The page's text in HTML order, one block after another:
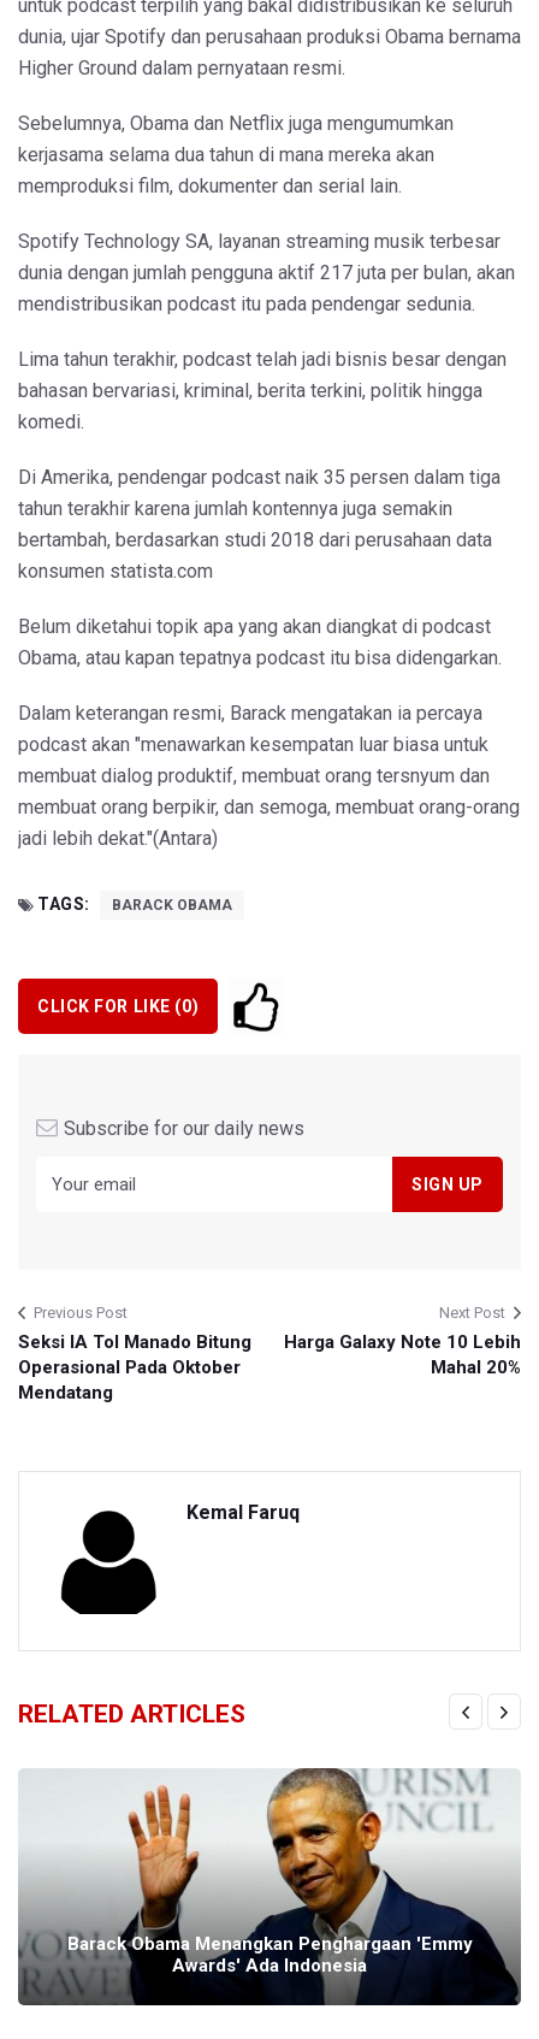
untuk podcast terpilih yang bakal didistribusikan ke seluruh
dunia, ujar Spotify dan perusahaan produksi Obama bernama
Higher Ground dalam pernyataan resmi.
Sebelumnya, Obama dan Netflix juga mengumumkan
kerjasama selama dua tahun di mana mereka akan
memproduksi film, dokumenter dan serial lain.
Spotify Technology SA, layanan streaming musik terbesar
dunia dengan jumlah pengguna aktif 217 juta per bulan, akan
mendistribusikan podcast itu pada pendengar sedunia.
Lima tahun terakhir, podcast telah jadi bisnis besar dengan
bahasan bervariasi, kriminal, berita terkini, politik hingga
komedi.
Di Amerika, pendengar podcast naik 35 persen dalam tiga
tahun terakhir karena jumlah kontennya juga semakin
bertambah, berdasarkan studi 2018 dari perusahaan data
konsumen statista.com
Belum diketahui topik apa yang akan diangkat di podcast
Obama, atau kapan tepatnya podcast itu bisa didengarkan.
Dalam keterangan resmi, Barack mengatakan ia percaya
podcast akan "menawarkan kesempatan luar biasa untuk
membuat dialog produktif, membuat orang tersnyum dan
membuat orang berpikir, dan semoga, membuat orang-orang
jadi lebih dekat."(Antara)
TAGS: BARACK OBAMA
CLICK FOR LIKE (0)
Subscribe for our daily news
Previous Post
Seksi IA Tol Manado Bitung
Operasional Pada Oktober
Mendatang
Next Post
Harga Galaxy Note 10 Lebih
Mahal 20%
Kemal Faruq
RELATED ARTICLES
Barack Obama Menangkan Penghargaan 'Emmy
Awards' Ada Indonesia